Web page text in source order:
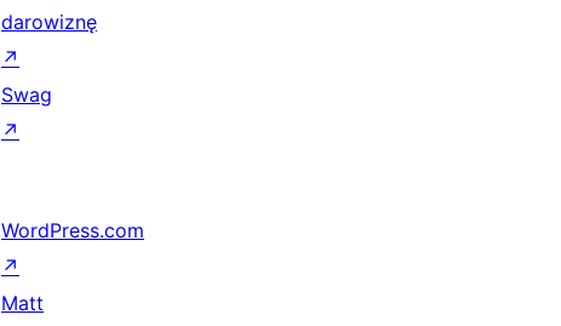
darowiznę
↗
Swag
↗
WordPress.com
↗
Matt